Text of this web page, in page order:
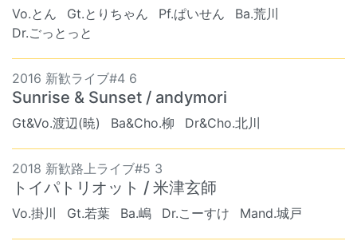
Vo.とん Gt.とりちゃん Pf.ぱいせん
Ba.荒川
Dr.ごっとっと
2016 新歓ライブ#4 6
Sunrise & Sunset / andymori
Gt&Vo.渡辺(暁) Ba&Cho.柳 Dr&Cho.北川
2018 新歓路上ライブ#5 3
トイパトリオット / 米津玄師
Vo.掛川 Gt.若葉 Ba.嶋 Dr.こーすけ Mand.城戸